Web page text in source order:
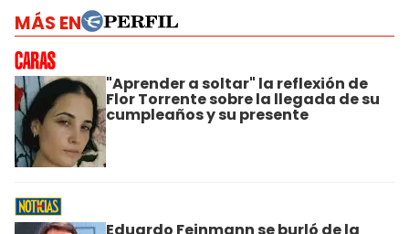
MÁS EN
"Aprender a soltar" la reflexión de
Flor Torrente sobre la llegada de su
cumpleaños y su presente